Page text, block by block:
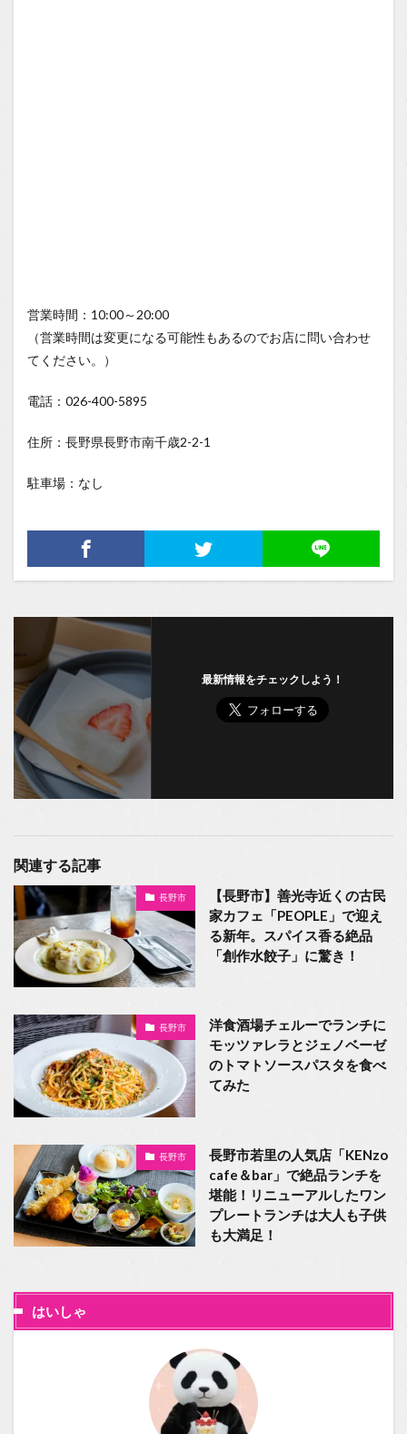
営業時間：10:00～20:00
（営業時間は変更になる可能性もあるのでお店に問い合わせ
てください。）
電話：026-400-5895
住所：長野県長野市南千歳2-2-1
駐車場：なし
最新情報をチェックしよう！
関連する記事
長野市
【長野市】善光寺近くの古民
家カフェ「PEOPLE」で迎え
る新年。スパイス香る絶品
「創作水餃子」に驚き！
長野市
洋食酒場チェルーでランチに
モッツァレラとジェノベーゼ
のトマトソースパスタを食べ
てみた
長野市
長野市若里の人気店「KENzo
cafe＆bar」で絶品ランチを
堪能！リニューアルしたワン
プレートランチは大人も子供
も大満足！
はいしゃ